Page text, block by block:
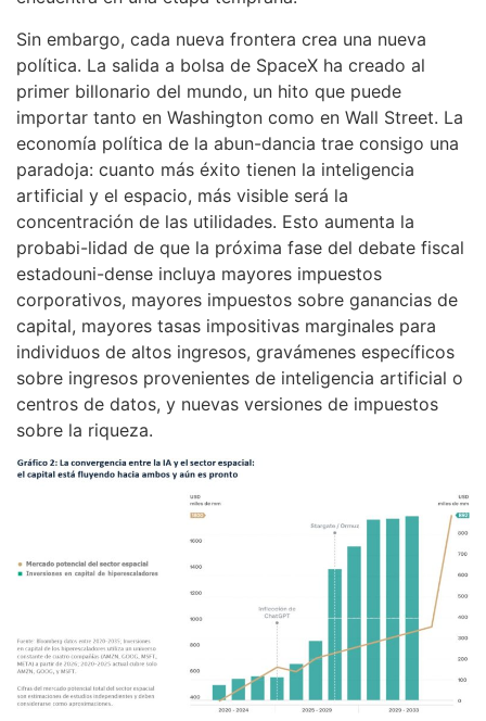
Sin embargo, cada nueva frontera crea una nueva
política. La salida a bolsa de SpaceX ha creado al
primer billonario del mundo, un hito que puede
importar tanto en Washington como en Wall Street. La
economía política de la abun-dancia trae consigo una
paradoja: cuanto más éxito tienen la inteligencia
artificial y el espacio, más visible será la
concentración de las utilidades. Esto aumenta la
probabi-lidad de que la próxima fase del debate fiscal
estadouni-dense incluya mayores impuestos
corporativos, mayores impuestos sobre ganancias de
capital, mayores tasas impositivas marginales para
individuos de altos ingresos, gravámenes específicos
sobre ingresos provenientes de inteligencia artificial o
centros de datos, y nuevas versiones de impuestos
sobre la riqueza.